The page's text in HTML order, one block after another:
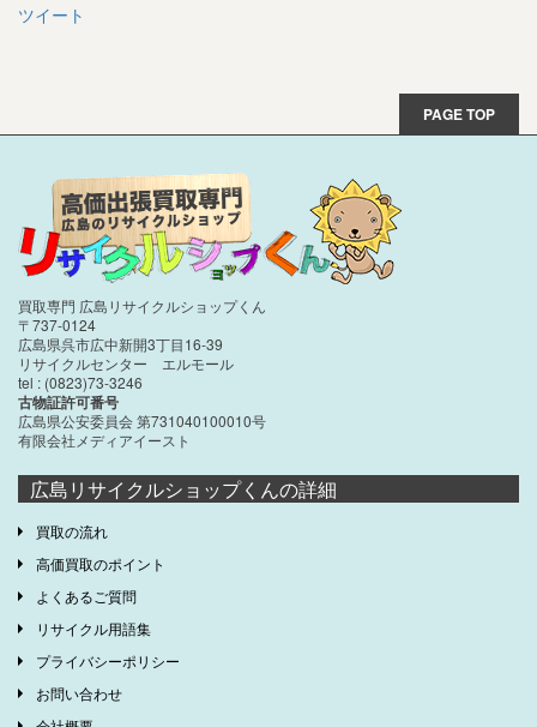
ツイート
PAGE TOP
買取専門 広島リサイクルショップくん
〒737-0124
広島県呉市広中新開3丁目16-39
リサイクルセンター エルモール
tel : (0823)73-3246
古物証許可番号
広島県公安委員会 第731040100010号
有限会社メディアイースト
広島リサイクルショップくんの詳細
買取の流れ
高価買取のポイント
よくあるご質問
リサイクル用語集
プライバシーポリシー
お問い合わせ